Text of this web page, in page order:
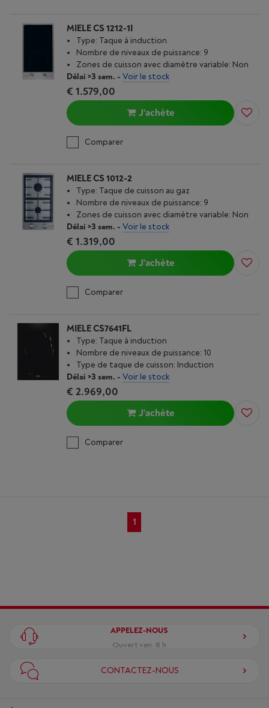
MIELE CS 1212-1I
Type: Taque à induction
Nombre de niveaux de puissance: 9
Zones de cuisson avec diamètre variable: Non
Délai >3 sem. - Voir le stock
€ 1.579,00
J'achète
Comparer
MIELE CS 1012-2
Type: Taque de cuisson au gaz
Nombre de niveaux de puissance: 9
Zones de cuisson avec diamètre variable: Non
Délai >3 sem. - Voir le stock
€ 1.319,00
J'achète
Comparer
MIELE CS7641FL
Type: Taque à induction
Nombre de niveaux de puissance: 10
Type de taque de cuisson: Induction
Délai >3 sem. - Voir le stock
€ 2.969,00
J'achète
Comparer
1
APPELEZ-NOUS
Ouvert ven. 8 h
CONTACTEZ-NOUS